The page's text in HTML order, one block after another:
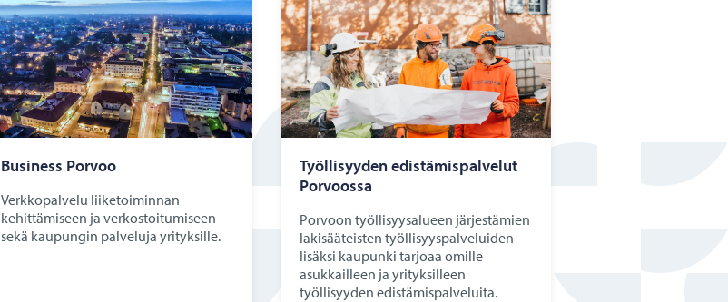
Busi­ness Por­voo
Verkkopalvelu liiketoiminnan
kehittämiseen ja verkostoitumiseen
sekä kaupungin palveluja yrityksille.
Työl­li­syy­den edis­tä­mis­pal­ve­lut
Por­voos­sa
Porvoon työllisyysalueen järjestämien
lakisääteisten työllisyyspalveluiden
lisäksi kaupunki tarjoaa omille
asukkailleen ja yrityksilleen
työllisyyden edistämispalveluita.